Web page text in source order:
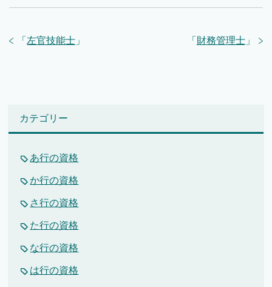
「 財務管理士 」
「 左官技能士 」
カテゴリー
あ行の資格
か行の資格
さ行の資格
た行の資格
な行の資格
は行の資格